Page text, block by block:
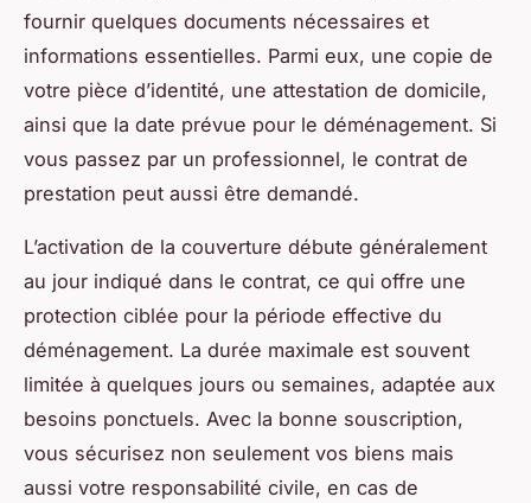
fournir quelques documents nécessaires et
informations essentielles. Parmi eux, une copie de
votre pièce d’identité, une attestation de domicile,
ainsi que la date prévue pour le déménagement. Si
vous passez par un professionnel, le contrat de
prestation peut aussi être demandé.
L’activation de la couverture débute généralement
au jour indiqué dans le contrat, ce qui offre une
protection ciblée pour la période effective du
déménagement. La durée maximale est souvent
limitée à quelques jours ou semaines, adaptée aux
besoins ponctuels. Avec la bonne souscription,
vous sécurisez non seulement vos biens mais
aussi votre responsabilité civile, en cas de